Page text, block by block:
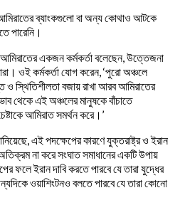
ব্যাংকগুলো বা অন্য কোথাও আটকে
পারেনি।
একজন কর্মকর্তা বলেছেন, উত্তেজনা
ওই কর্মকর্তা যোগ করেন, ‘পুরো অঞ্চলে
ও স্থিতিশীলতা বজায় রাখা আরব আমিরাতের
থেকে এই অঞ্চলের মানুষকে বাঁচাতে
আমিরাত সমর্থন করে।’
এই পদক্ষেপের কারণে যুক্তরাষ্ট্র ও ইরান
না করে সংঘাত সমাধানের একটি উপায়
ফলে ইরান দাবি করতে পারবে যে তারা যুদ্ধের
ওয়াশিংটনও বলতে পারবে যে তারা কোনো